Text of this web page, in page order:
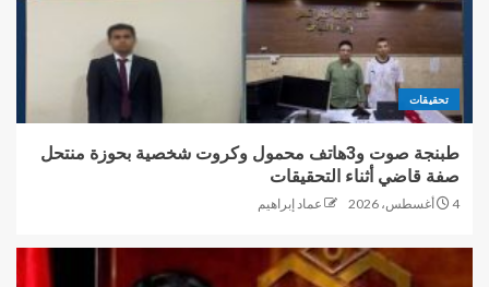
تحقيقات
طبنجة صوت و3هاتف محمول وكروت شخصية بحوزة منتحل
صفة قاضي أثناء التحقيقات
4 أغسطس، 2026 عماد إبراهيم